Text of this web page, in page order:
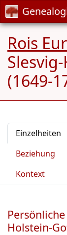
Rois
(1649-
Einzelheiten
Beziehung
Kontext
Holstein-